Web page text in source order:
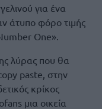
για ένα
άτυπο φόρο τιμής
One».
λύρας που θα
paste, στην
κρίκος
μια οικεία